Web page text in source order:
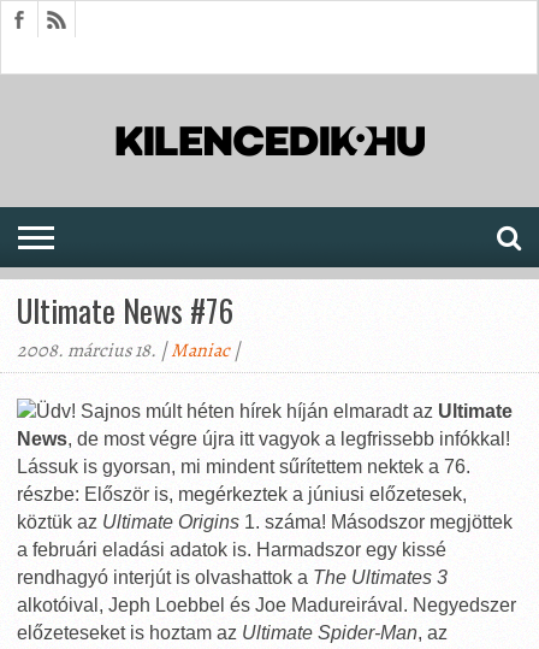
Ultimate News #76
2008. március 18. |Maniac|
Üdv! Sajnos múlt héten hírek híján elmaradt az Ultimate
News, de most végre újra itt vagyok a legfrissebb infókkal!
Lássuk is gyorsan, mi mindent sűrítettem nektek a 76.
részbe: Először is, megérkeztek a júniusi előzetesek,
köztük az Ultimate Origins 1. száma! Másodszor megjöttek
a februári eladási adatok is. Harmadszor egy kissé
rendhagyó interjút is olvashattok a The Ultimates 3
alkotóival, Jeph Loebbel és Joe Madureirával. Negyedszer
előzeteseket is hoztam az Ultimate Spider-Man, az